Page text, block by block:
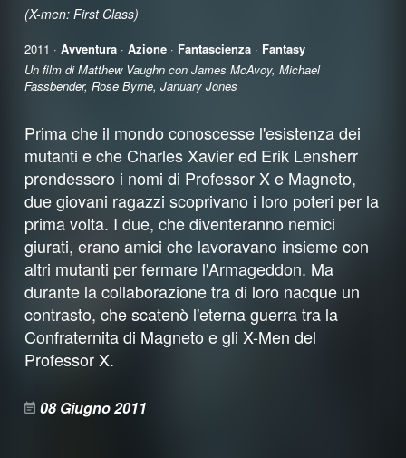
(X-men: First Class)
2011 · Avventura· Azione· Fantascienza· Fantasy
Un film di Matthew Vaughn con James McAvoy, Michael
Fassbender, Rose Byrne, January Jones
Prima che il mondo conoscesse l'esistenza dei
mutanti e che Charles Xavier ed Erik Lensherr
prendessero i nomi di Professor X e Magneto,
due giovani ragazzi scoprivano i loro poteri per la
prima volta. I due, che diventeranno nemici
giurati, erano amici che lavoravano insieme con
altri mutanti per fermare l'Armageddon. Ma
durante la collaborazione tra di loro nacque un
contrasto, che scatenò l'eterna guerra tra la
Confraternita di Magneto e gli X-Men del
Professor X.
08 Giugno 2011